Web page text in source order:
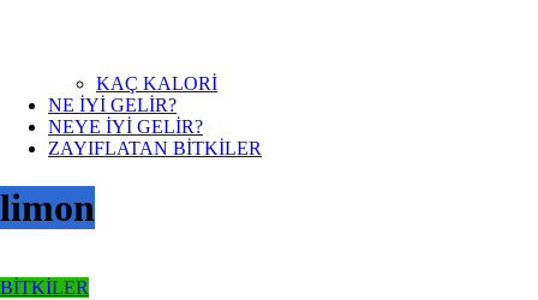
KAÇ KALORİ
NE İYİ GELİR?
NEYE İYİ GELİR?
ZAYIFLATAN BİTKİLER
limon
BİTKİLER